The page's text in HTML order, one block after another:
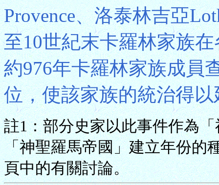
Provence、洛泰林吉亞
至10世紀末卡羅林家族
約976年卡羅林家族成員
位，使該家族的統治得
註1：部分史家以此事件作為
「神聖羅馬帝國」建立年份的
頁中的有關討論。